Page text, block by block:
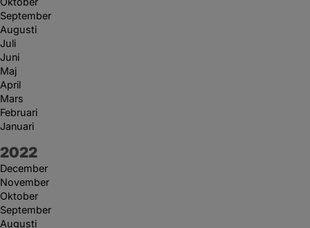
September
Augusti
Juli
Juni
Maj
April
Mars
Februari
Januari
År:
2022
December
November
Oktober
September
Augusti